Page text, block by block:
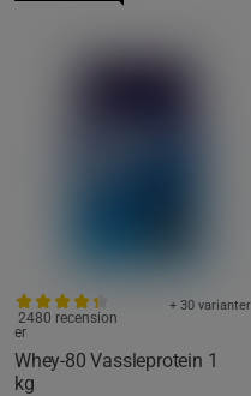
Whey-80 Vassleprotein 1
kg
+ 30 varianter
2480 recension
er